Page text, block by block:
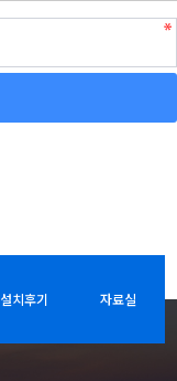
설치후기 자료실